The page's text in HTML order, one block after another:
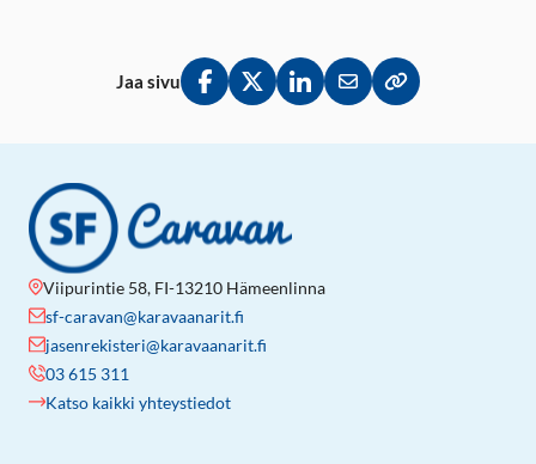
Jaa sivu
Jaa Facebookissa
Jaa Twitterissä
Jaa LinkedInissä
Jaa sähköpostitse
Kopioi linkki
Viipurintie 58, FI-13210 Hämeenlinna
sf-caravan@karavaanarit.fi
jasenrekisteri@karavaanarit.fi
03 615 311
Katso kaikki yhteystiedot